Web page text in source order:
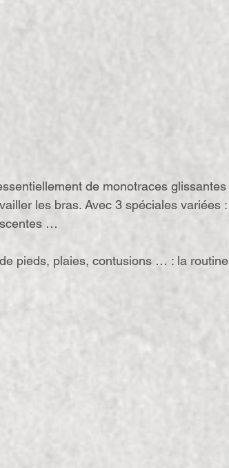
de monotraces glissantes
les bras. Avec 3 spéciales variées :
…
pieds, plaies, contusions … : la routine